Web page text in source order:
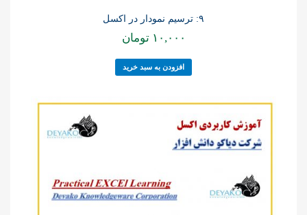
۹: ترسیم نمودار در اکسل
۱۰,۰۰۰ تومان
افزودن به سبد خرید